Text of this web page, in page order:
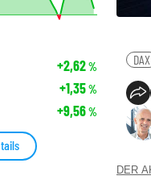
DAX
DER
+2,62%
+1,35%
+9,56%